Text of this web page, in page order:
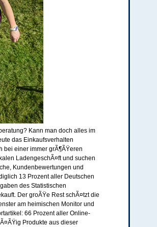
Kann man doch alles im
das Einkaufsverhalten
bei einer immer grÃ¶ÃŸeren
LadengeschÃ¤ft und suchen
Kundenbewertungen und
13 Prozent aller Deutschen
des Statistischen
Der groÃŸe Rest schÃ¤tzt die
am heimischen Monitor und
66 Prozent aller Online-
Produkte aus dieser